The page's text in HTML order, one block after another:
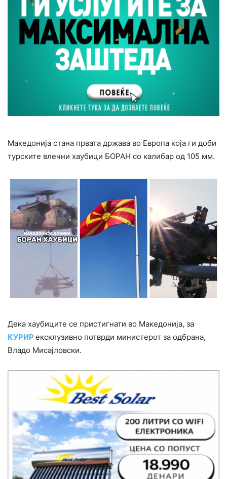
Македонија стана првата држава во Европа која ги доби
турските влечни хаубици БОРАН со калибар од 105 мм.
Дека хаубиците се пристигнати во Македонија, за
КУРИР ексклузивно потврди министерот за одбрана,
Владо Мисајловски.